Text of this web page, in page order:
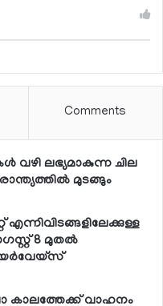
Comments
വഴി ലഭ്യമാകുന്ന ചില
മുടങ്ങും
8 മുതല്‍
വാഹനം